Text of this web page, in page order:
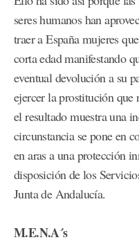
seres humanos han
traer a España mujeres
corta edad manifestando
eventual devolución a su
ejercer la prostitución
el resultado muestra una
circunstancia se pone en
en aras a una protección
disposición de los
Junta de Andalucía.
M.E.N.A´s